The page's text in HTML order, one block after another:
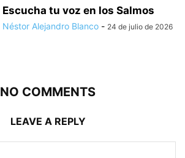
Escucha tu voz en los Salmos
Néstor Alejandro Blanco - 24 de julio de 2026
NO COMMENTS
LEAVE A REPLY